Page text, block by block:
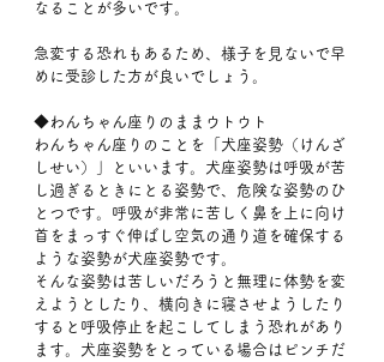
なることが多いです。
急変する恐れもあるため、様子を見ないで早
めに受診した方が良いでしょう。
◆わんちゃん座りのままウトウト
わんちゃん座りのことを「犬座姿勢（けんざ
しせい）」といいます。犬座姿勢は呼吸が苦
し過ぎるときにとる姿勢で、危険な姿勢のひ
とつです。呼吸が非常に苦しく鼻を上に向け
首をまっすぐ伸ばし空気の通り道を確保する
ような姿勢が犬座姿勢です。
そんな姿勢は苦しいだろうと無理に体勢を変
えようとしたり、横向きに寝させようしたり
すると呼吸停止を起こしてしまう恐れがあり
ます。犬座姿勢をとっている場合はピンチだ